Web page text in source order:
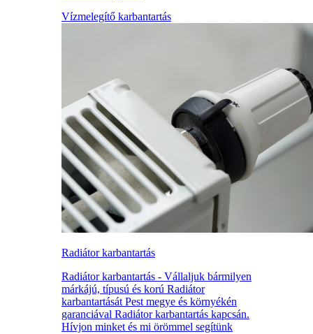
Vízmelegítő karbantartás
Radiátor karbantartás
Radiátor karbantartás - Vállaljuk bármilyen
márkájú, típusú és korú Radiátor
karbantartását Pest megye és környékén
garanciával Radiátor karbantartás kapcsán.
Hívjon minket és mi örömmel segítünk